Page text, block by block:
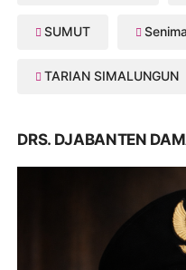
SUMUT
TARIAN SIMALUNGUN
DRS. DJABANTEN